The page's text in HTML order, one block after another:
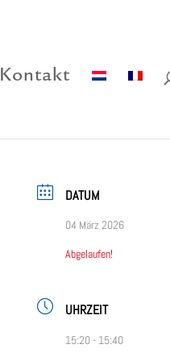
Kontakt
DATUM
04 März 2026
Abgelaufen!
UHRZEIT
15:20 - 15:40